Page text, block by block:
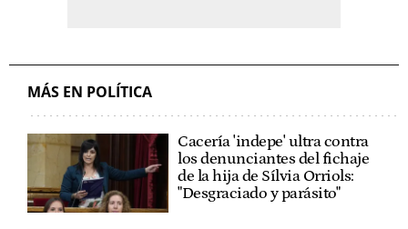
MÁS EN POLÍTICA
Cacería 'indepe' ultra contra
los denunciantes del fichaje
de la hija de Sílvia Orriols:
"Desgraciado y parásito"